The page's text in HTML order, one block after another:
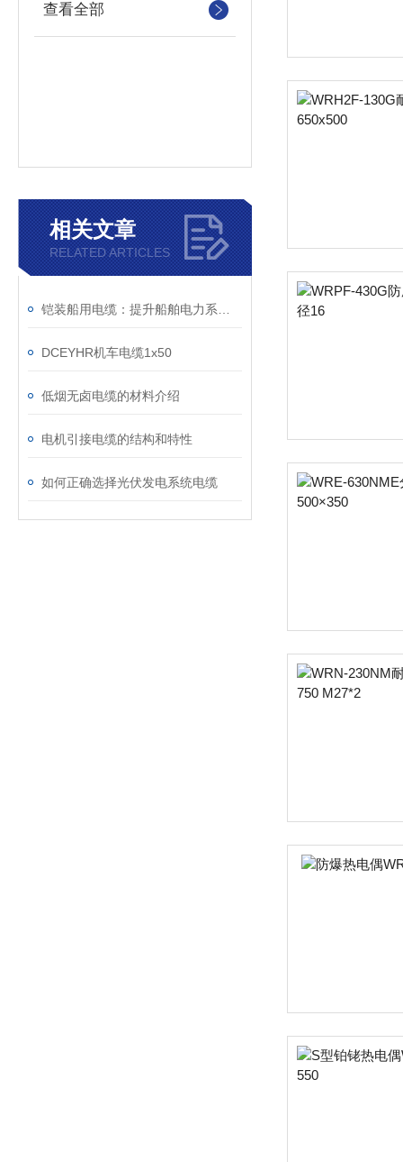
查看全部
相关文章
RELATED ARTICLES
DCEYHR机车电缆1x50
低烟无卤电缆的材料介绍
电机引接电缆的结构和特性
如何正确选择光伏发电系统电缆